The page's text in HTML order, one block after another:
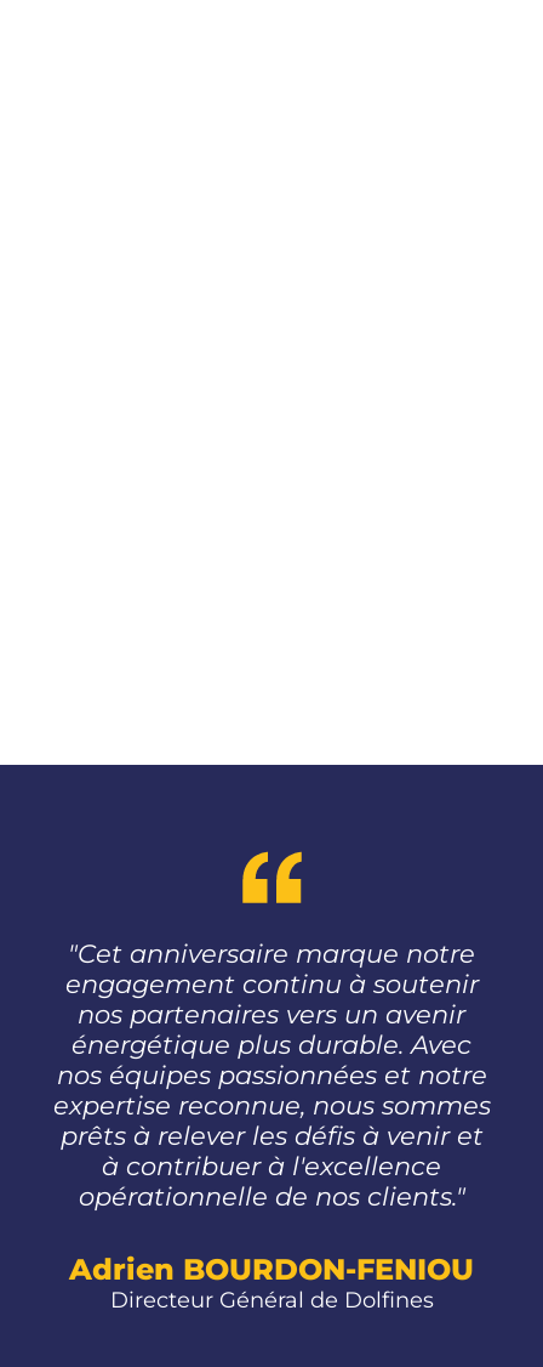
"Cet anniversaire marque notre
engagement continu à soutenir
nos partenaires vers un avenir
énergétique plus durable. Avec
nos équipes passionnées et notre
expertise reconnue, nous sommes
prêts à relever les défis à venir et
à contribuer à l'excellence
opérationnelle de nos clients."
Adrien BOURDON-FENIOU
Directeur Général de Dolfines